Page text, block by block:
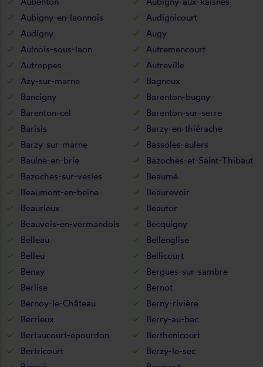
Aubigny-en-laonnois
Audignicourt
Audigny
Augy
Aulnois-sous-laon
Autremencourt
Autreppes
Autreville
Azy-sur-marne
Bagneux
Bancigny
Barenton-bugny
Barenton-cel
Barenton-sur-serre
Barisis
Barzy-en-thiérache
Barzy-sur-marne
Bassoles-aulers
Baulne-en-brie
Bazoches-et-Saint-Thibaut
Bazoches-sur-vesles
Beaumé
Beaumont-en-beine
Beaurevoir
Beaurieux
Beautor
Beauvois-en-vermandois
Becquigny
Belleau
Bellenglise
Belleu
Bellicourt
Benay
Bergues-sur-sambre
Berlise
Bernot
Bernoy-le-Château
Berny-rivière
Berrieux
Berry-au-bac
Bertaucourt-epourdon
Berthenicourt
Bertricourt
Berzy-le-sec